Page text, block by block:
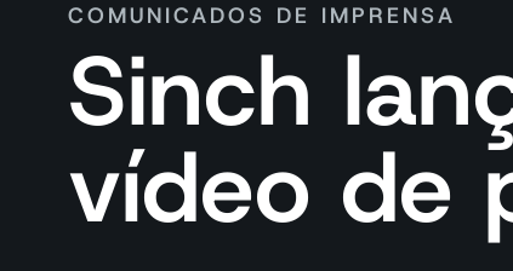
COMUNICADOS DE IMPRENSA
Sinch
vídeo de